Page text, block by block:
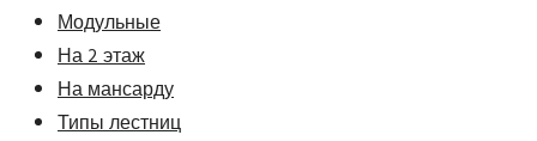
Модульные
На 2 этаж
На мансарду
Типы лестниц